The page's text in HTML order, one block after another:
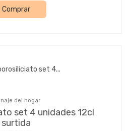
Comprar
del hogar
set 4 unidades 12cl
surtida